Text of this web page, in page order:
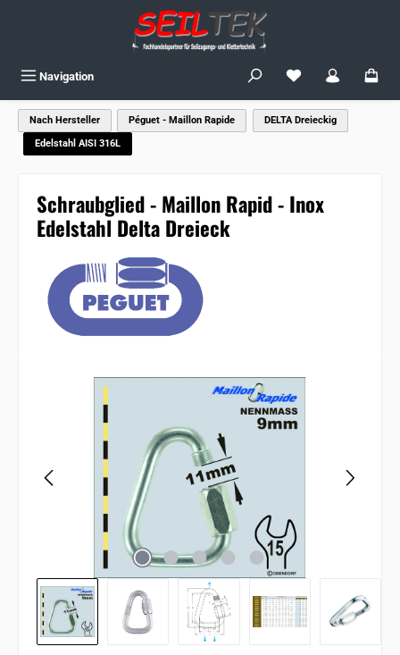
Navigation Du hast 0
Nach Hersteller Péguet - Maillon Rapide
DELTA Dreieckig
Edelstahl AISI 316L
Schraubglied - Maillon Rapid - Inox
Edelstahl Delta Dreieck